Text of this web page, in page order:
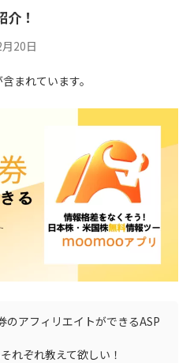
！
20日
まれています。
アフィリエイトができるASP
れぞれ教えて欲しい！